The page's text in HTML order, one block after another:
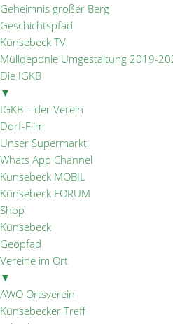
Geheimnis großer Berg
Geschichtspfad
Künsebeck TV
Mülldeponie Umgestaltung 2019-
Die IGKB
▼
IGKB – der Verein
Dorf-Film
Unser Supermarkt
Whats App Channel
Künsebeck MOBIL
Künsebeck FORUM
Shop
Künsebeck
Geopfad
Vereine im Ort
▼
AWO Ortsverein
Künsebecker Treff